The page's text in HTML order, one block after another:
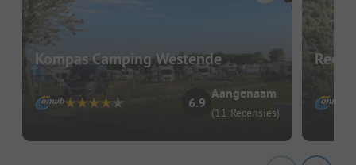
Kompas Camping Westende
6.9
Aangenaam
(11 Recensies)